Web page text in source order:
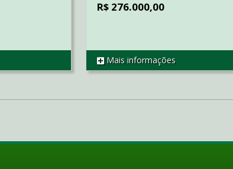
REF AP2284
R$ 276.000,00
Mais informações